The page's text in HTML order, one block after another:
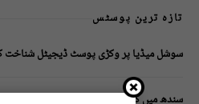
تازہ ترین پوسٹس
سوشل میڈیا پر وکڑی پوسٹ ڈیجیٹل شناخت
سندھ میں گاڑیوں کی انشورنس لازمی قرار